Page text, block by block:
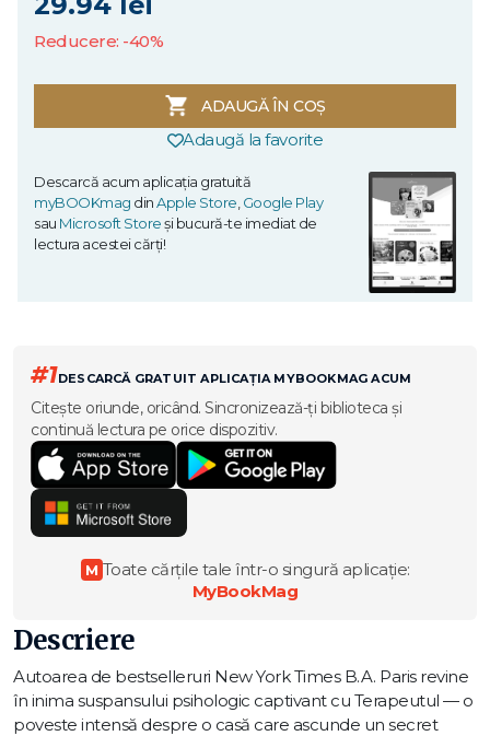
Reducere: -40%
ADAUGĂ ÎN COȘ
Adaugă la favorite
Descarcă acum aplicația gratuită
myBOOKmag dinApple Store,Google Play
sau Microsoft Storeși bucură-te imediat de
lectura acestei cărți!
#1DESCARCĂ GRATUIT APLICAȚIA MYBOOKMAG ACUM
Citește oriunde, oricând. Sincronizează-ți biblioteca și
continuă lectura pe orice dispozitiv.
M Toate cărțile tale într-o singură aplicație:
MyBookMag
Descriere
Autoarea de bestselleruri New York Times B.A. Paris revine
în inima suspansului psihologic captivant cu Terapeutul — o
poveste intensă despre o casă care ascunde un secret